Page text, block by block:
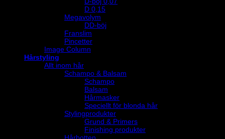
D 0,15
Megavolym
DD-böj
Franslim
Pincetter
Image Column
Hårstyling
Allt inom hår
Schampo & Balsam
Schampo
Balsam
Hårmasker
Speciellt för blonda hår
Stylingprodukter
Grund & Primers
Finishing produkter